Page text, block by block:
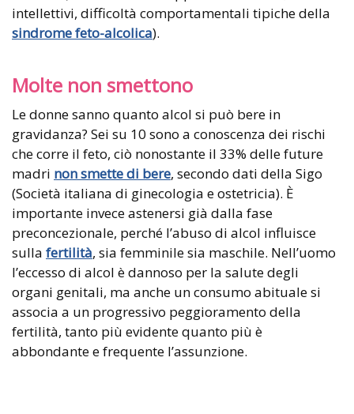
intellettivi, difficoltà comportamentali tipiche della
sindrome feto-alcolica).
Molte non smettono
Le donne sanno quanto alcol si può bere in
gravidanza? Sei su 10 sono a conoscenza dei rischi
che corre il feto, ciò nonostante il 33% delle future
madri non smette di bere, secondo dati della Sigo
(Società italiana di ginecologia e ostetricia). È
importante invece astenersi già dalla fase
preconcezionale, perché l’abuso di alcol influisce
sulla fertilità, sia femminile sia maschile. Nell’uomo
l’eccesso di alcol è dannoso per la salute degli
organi genitali, ma anche un consumo abituale si
associa a un progressivo peggioramento della
fertilità, tanto più evidente quanto più è
abbondante e frequente l’assunzione.